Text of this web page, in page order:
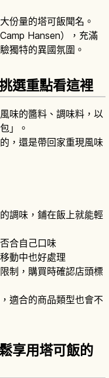
份量的塔可飯聞名。
Hansen），充滿
獨特的異國氛圍。
選重點看這裡
味的醬料、調味料，以
」。
，還是帶回家重現風味
調味，鋪在飯上就能輕
合自己口味
動中也好處理
制，購買時確認店頭標
適合的商品類型也會不
享用塔可飯的